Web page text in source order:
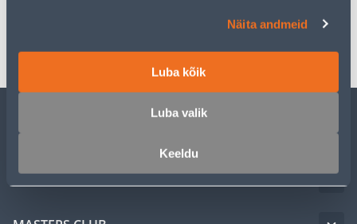
Näita andmeid
Luba kõik
Luba valik
Keeldu
CUSTOMER SERVICE